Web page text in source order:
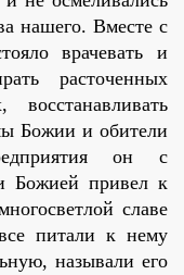
нашего. Вместе с
врачевать и
расточенных
Божии и обители
он с
Божией привел к
славе
питали к нему
называли его